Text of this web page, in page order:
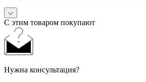
С этим товаром покупают
Нужна консультация?